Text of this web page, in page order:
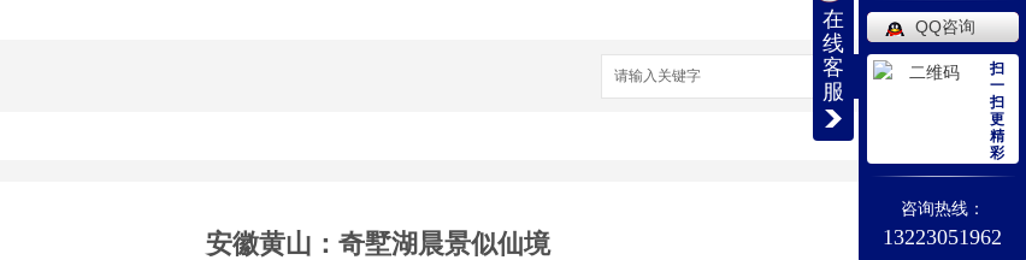
搜索
安徽黄山：奇墅湖晨景似仙境
在
线
客
服
QQ咨询
扫
一
扫
更
精
彩
咨询热线：
13223051962